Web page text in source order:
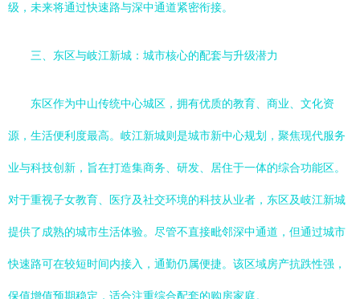
级，未来将通过快速路与深中通道紧密衔接。
三、东区与岐江新城：城市核心的配套与升级潜力
东区作为中山传统中心城区，拥有优质的教育、商业、文化资
源，生活便利度最高。岐江新城则是城市新中心规划，聚焦现代服务
业与科技创新，旨在打造集商务、研发、居住于一体的综合功能区。
对于重视子女教育、医疗及社交环境的科技从业者，东区及岐江新城
提供了成熟的城市生活体验。尽管不直接毗邻深中通道，但通过城市
快速路可在较短时间内接入，通勤仍属便捷。该区域房产抗跌性强，
保值增值预期稳定，适合注重综合配套的购房家庭。